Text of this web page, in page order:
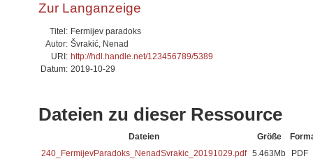
Zur Langanzeige
Titel: Fermijev paradoks
Autor: Švrakić, Nenad
URI: http://hdl.handle.net/123456789/5389
Datum: 2019-10-29
Dateien zu dieser Ressource
Dateien Größe
240_FermijevParadoks_NenadSvrakic_20191029.pdf 5.463Mb PDF